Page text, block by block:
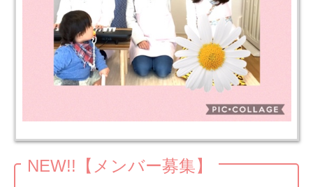
NEW!!【メンバー募集】